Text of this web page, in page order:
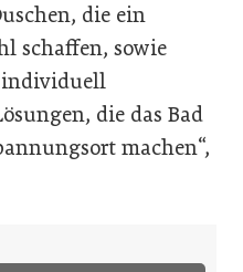
die ein
schaffen, sowie
individuell
die das Bad
machen“,